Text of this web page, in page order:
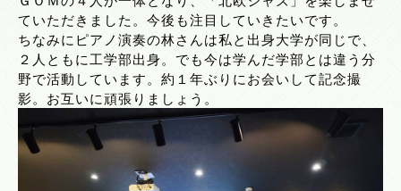
ていただきました。今後も注目していきたいです。
ちなみにピアノ演奏の林さんは私と出身大学が同じで、
２人ともに工学部出身。でも今は学んだ学部とは違う分
野で活動しています。約１年ぶりにお会いして記念撮
影。お互いに頑張りましょう。